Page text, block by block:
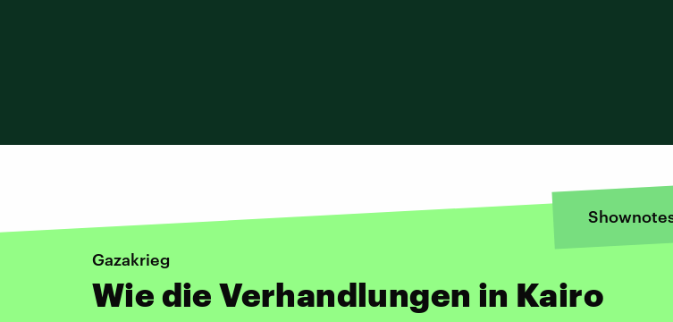
Gazakrieg
Wie die Verhandlungen in Kairo